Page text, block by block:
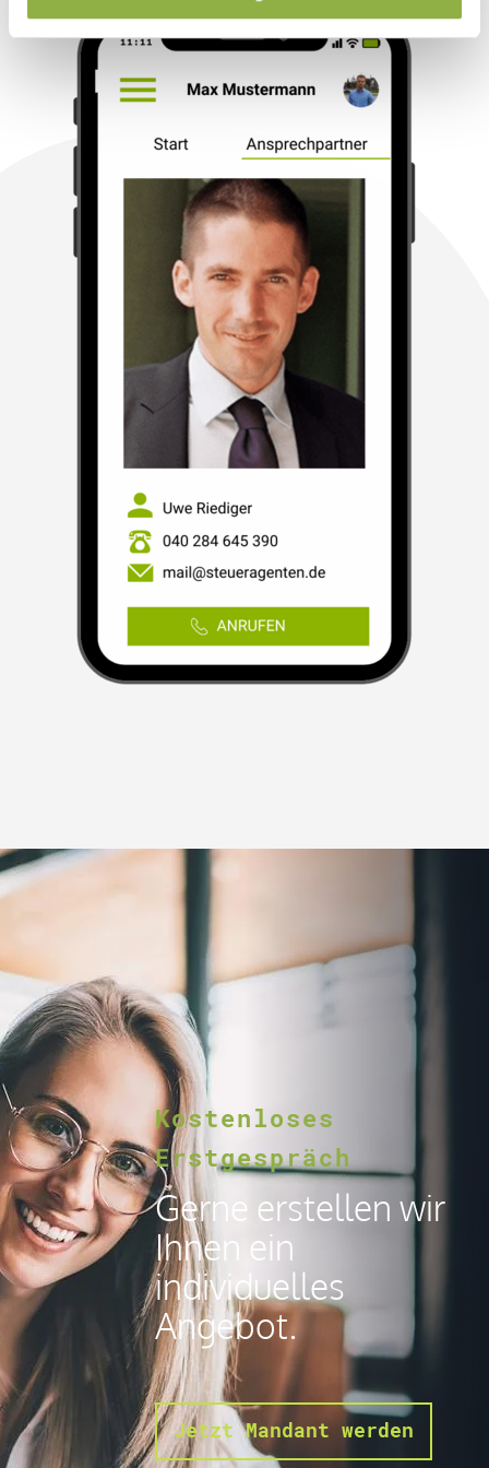
Kostenloses
Erstgespräch
Gerne erstellen wir
Ihnen ein
individuelles
Angebot.
Jetzt Mandant werden